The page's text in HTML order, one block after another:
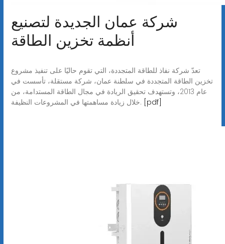
شركة عمان الجديدة لتصنيع
أنظمة تخزين الطاقة
تعدّ شركة نفاذ للطاقة المتجددة، التي تقوم حاليًا على تنفيذ مشروع
تخزين الطاقة المتجددة في سلطنة عمان، شركة مستقلة، تأسست في
عام 2013، وتستهدف تحقيق الريادة في مجال الطاقة المستدامة، من
خلال زيادة مساهمتها في المشروعات النظيفة. [pdf]